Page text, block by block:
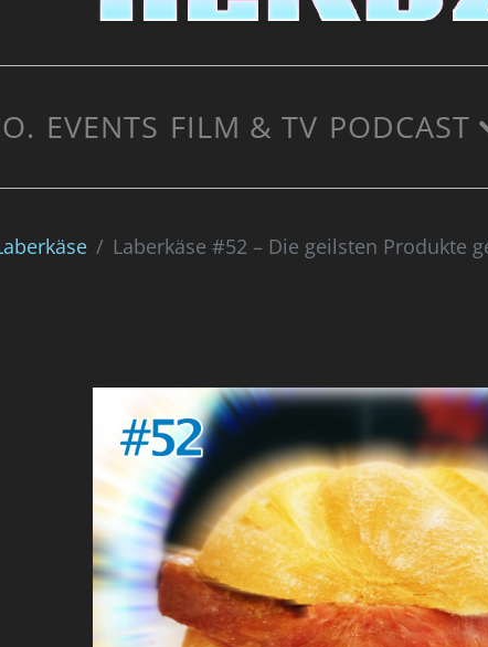
EVENTS FILM & TV PODCAST
Laberkäse #52 – Die geilsten Produkte